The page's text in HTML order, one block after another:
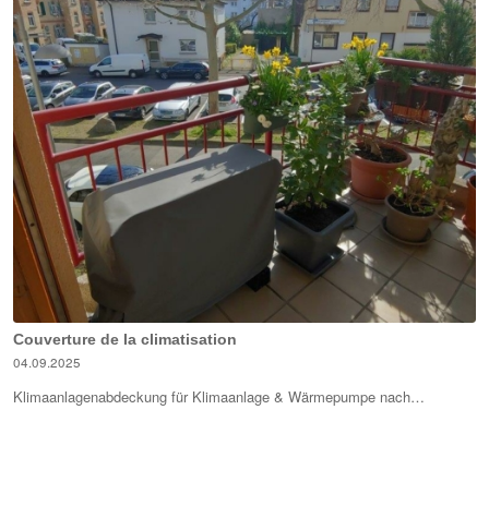
Couverture de la climatisation
04.09.2025
Klimaanlagenabdeckung für Klimaanlage & Wärmepumpe nach…